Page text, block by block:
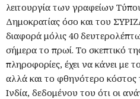
λειτουργία των γραφείων
Δημοκρατίας όσο και του
διαφορά μόλις 40
σήμερα το πρωί. Το σκεπτικό
πληροφορίες, έχει να κάνει με
αλλά και το φθηνότερο κόστος
Ινδία, δεδομένου του ότι οι